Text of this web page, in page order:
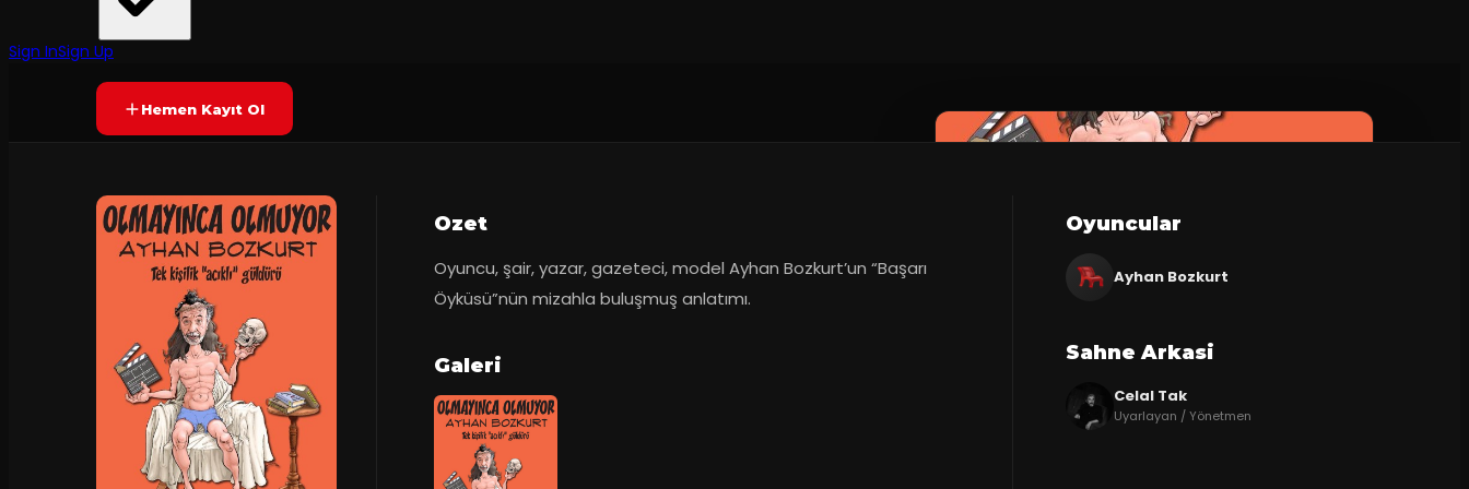
Sign InSign UpYAKINDA Yetersiz oy
Hemen Kayıt Ol
Ozet
Oyuncu, şair, yazar, gazeteci, model Ayhan Bozkurt’un “Başarı
Öyküsü”nün mizahla buluşmuş anlatımı.
Galeri
Oyuncular
Ayhan Bozkurt
Sahne Arkasi
Celal Tak
Uyarlayan / Yönetmen